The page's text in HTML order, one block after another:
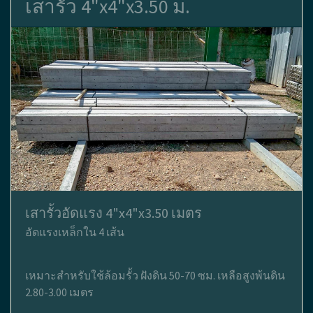
เสารั้ว 4"x4"x3.50 ม.
เสารั้วอัดแรง 4"x4"x3.50 เมตร
อัดแรงเหล็กใน 4 เส้น
เหมาะสำหรับใช้ล้อมรั้ว ฝังดิน 50-70 ซม. เหลือสูงพ้นดิน
2.80-3.00 เมตร